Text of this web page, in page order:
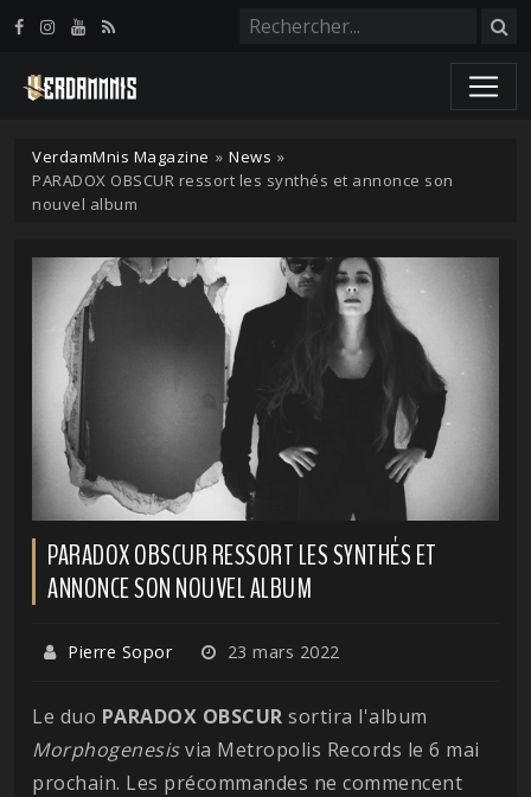
VerdamMnis Magazine » News »
PARADOX OBSCUR ressort les synthés et annonce son
nouvel album
PARADOX OBSCUR RESSORT LES SYNTHÉS ET
ANNONCE SON NOUVEL ALBUM
Pierre Sopor 23 mars 2022
Le duo PARADOX OBSCUR sortira l'album
Morphogenesisvia Metropolis Records le 6 mai
prochain. Les précommandes ne commencent
Panneau de gestion des cookies